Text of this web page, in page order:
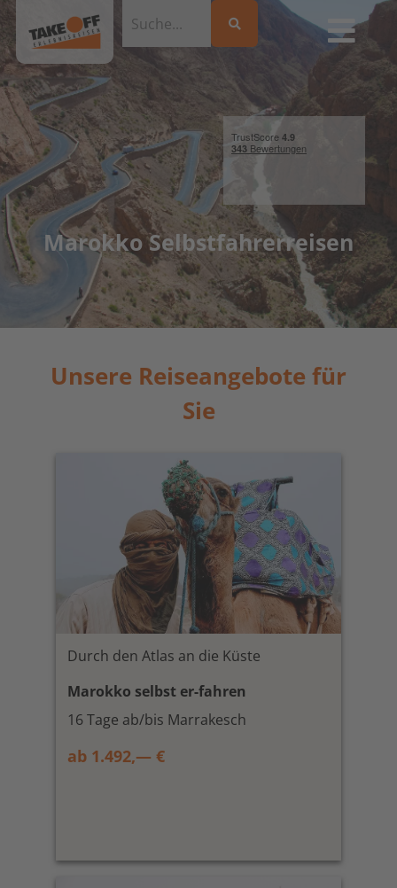
Marokko Selbstfahrerreisen
Unsere Reiseangebote für
Sie
Durch den Atlas an die Küste
Marokko selbst er-fahren
16 Tage ab/bis Marrakesch
ab 1.492,— €